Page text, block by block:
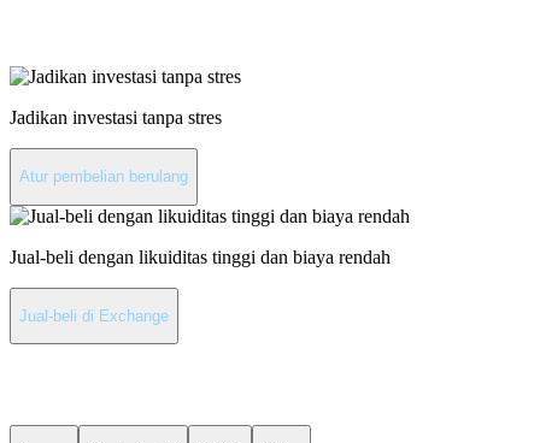
Jadikan investasi tanpa stres
Atur pembelian berulang
Jual-beli dengan likuiditas tinggi dan biaya rendah
Jual-beli di Exchange